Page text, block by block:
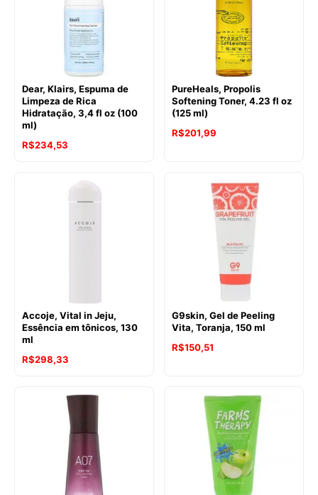
Dear, Klairs, Espuma de
Limpeza de Rica
Hidratação, 3,4 fl oz (100
ml)
R$234,53
PureHeals, Propolis
Softening Toner, 4.23 fl oz
(125 ml)
R$201,99
Accoje, Vital in Jeju,
Essência em tônicos, 130
ml
R$298,33
G9skin, Gel de Peeling
Vita, Toranja, 150 ml
R$150,51